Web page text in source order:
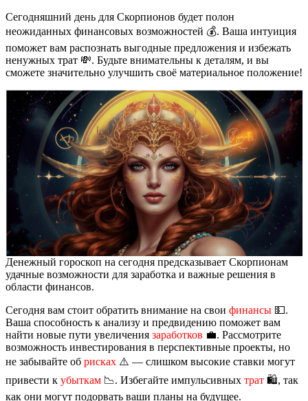
Сегодняшний день для Скорпионов будет полон
неожиданных финансовых возможностей 💰. Ваша интуиция
поможет вам распознать выгодные предложения и избежать
ненужных трат 💸. Будьте внимательны к деталям, и вы
сможете значительно улучшить своё материальное положение!
Денежный гороскоп на сегодня предсказывает Скорпионам
удачные возможности для заработка и важные решения в
области финансов.
Сегодня вам стоит обратить внимание на свои финансы 💵.
Ваша способность к анализу и предвидению поможет вам
найти новые пути увеличения заработков 💼. Рассмотрите
возможность инвестирования в перспективные проекты, но
не забывайте об рисках ⚠️ — слишком высокие ставки могут
привести к убыткам 📉. Избегайте импульсивных трат 🛍️, так
как они могут подорвать ваши планы на будущее.